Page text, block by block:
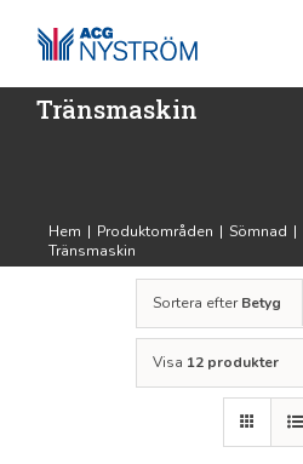
innehållet
Tränsmaskin
Hem | Produktområden | Sömnad |
Tränsmaskin
Sortera efterBetyg
Visa 12 produkter